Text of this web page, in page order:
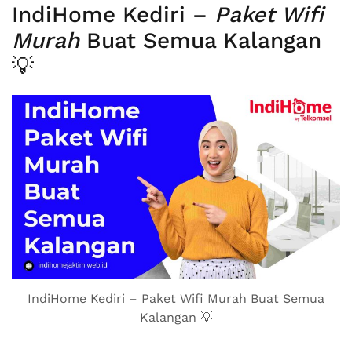
IndiHome Kediri – Paket Wifi
MurahBuat Semua Kalangan
💡
IndiHome Kediri – Paket Wifi Murah Buat Semua
Kalangan 💡